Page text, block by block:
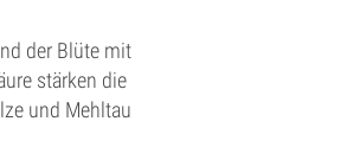
der Blüte mit
stärken die
und Mehltau